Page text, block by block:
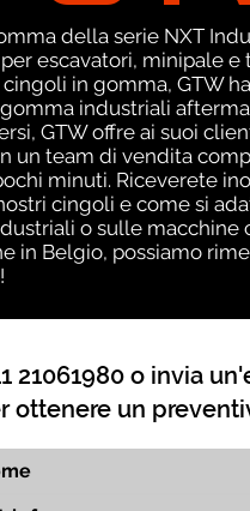
della serie NXT
escavatori, minipale e
in gomma, GTW
industriali
GTW offre ai suoi
un team di vendita
minuti. Riceverete
cingoli e come si
o sulle macchine
in Belgio, possiamo
21061980 o invia
ottenere un